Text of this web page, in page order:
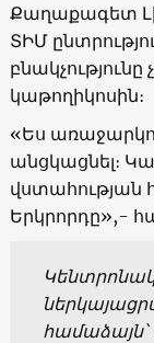
Քաղաքագետ
ՏԻՄ
կաթողիկոսին։
«Ես
անցկացնել։
վստահության
Երկրորդը»,-